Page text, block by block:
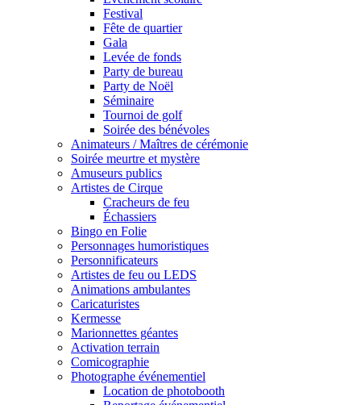
Festival
Fête de quartier
Gala
Levée de fonds
Party de bureau
Party de Noël
Séminaire
Tournoi de golf
Soirée des bénévoles
Animateurs / Maîtres de cérémonie
Soirée meurtre et mystère
Amuseurs publics
Artistes de Cirque
Cracheurs de feu
Échassiers
Bingo en Folie
Personnages humoristiques
Personnificateurs
Artistes de feu ou LEDS
Animations ambulantes
Caricaturistes
Kermesse
Marionnettes géantes
Activation terrain
Comicographie
Photographe événementiel
Location de photobooth